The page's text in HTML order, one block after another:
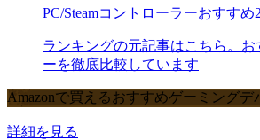
PC/Steamコントローラーおすすめ
ランキングの元記事はこちら。
ーを徹底比較しています
Amazonで買えるおすすめゲーミングデ
詳細を見る